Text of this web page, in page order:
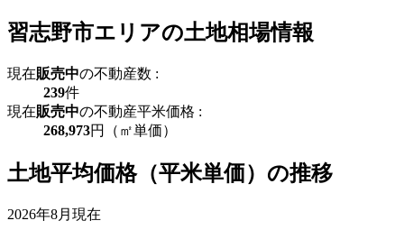
習志野市エリアの土地相場情報
現在販売中の不動産数 :
239件
現在販売中の不動産平米価格 :
268,973円（㎡単価）
土地平均価格（平米単価）の推移
2026年8月現在